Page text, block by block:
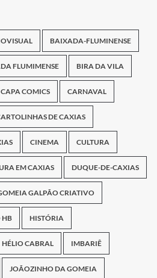
BAIXADA-FLUMINENSE
FLUMIMENSE BIRA DA VILA
CAPA COMICS CARNAVAL
DE CAXIAS
CINEMA CULTURA
EM CAXIAS DUQUE-DE-CAXIAS
GALPÃO CRIATIVO
HB HISTÓRIA
HÉLIO CABRAL IMBARIÊ
JOÃOZINHO DA GOMEIA